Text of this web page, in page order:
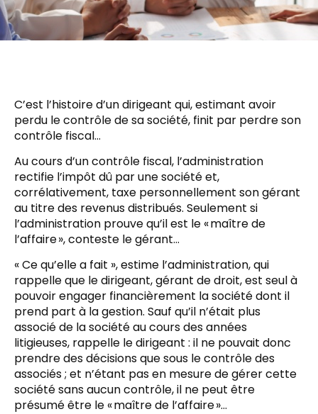
C’est l’histoire d’un dirigeant qui, estimant avoir
perdu le contrôle de sa société, finit par perdre son
contrôle fiscal…
Au cours d’un contrôle fiscal, l’administration
rectifie l’impôt dû par une société et,
corrélativement, taxe personnellement son gérant
au titre des revenus distribués. Seulement si
l’administration prouve qu’il est le « maître de
l’affaire », conteste le gérant…
« Ce qu’elle a fait », estime l’administration, qui
rappelle que le dirigeant, gérant de droit, est seul à
pouvoir engager financièrement la société dont il
prend part à la gestion. Sauf qu’il n’était plus
associé de la société au cours des années
litigieuses, rappelle le dirigeant : il ne pouvait donc
prendre des décisions que sous le contrôle des
associés ; et n’étant pas en mesure de gérer cette
société sans aucun contrôle, il ne peut être
présumé être le « maître de l’affaire »…